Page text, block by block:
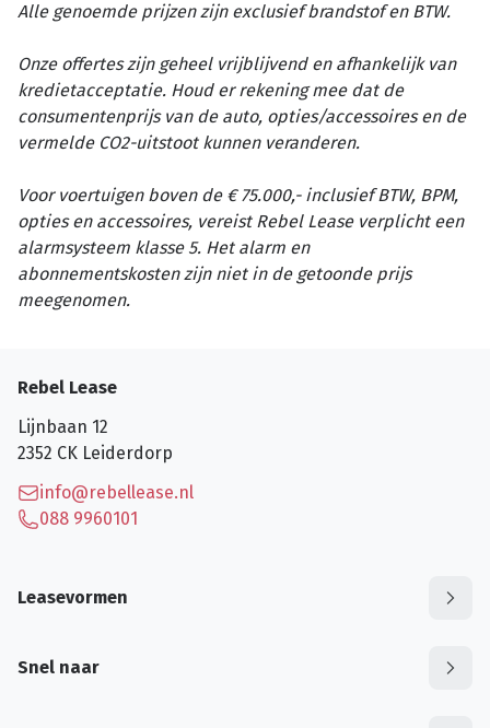
Alle genoemde prijzen zijn exclusief brandstof en BTW.
Onze offertes zijn geheel vrijblijvend en afhankelijk van
kredietacceptatie. Houd er rekening mee dat de
consumentenprijs van de auto, opties/accessoires en de
vermelde CO2-uitstoot kunnen veranderen.
Voor voertuigen boven de € 75.000,- inclusief BTW, BPM,
opties en accessoires, vereist Rebel Lease verplicht een
alarmsysteem klasse 5. Het alarm en
abonnementskosten zijn niet in de getoonde prijs
meegenomen.
Rebel Lease
Lijnbaan 12
2352 CK Leiderdorp
info@rebellease.nl
088 9960101
Leasevormen
Snel naar